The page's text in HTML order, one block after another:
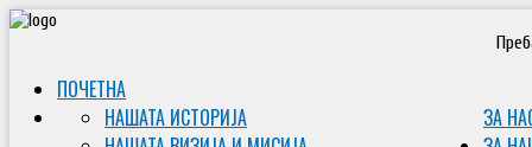
ПОЧЕТНА
ЗА
НАШАТА ИСТОРИЈА